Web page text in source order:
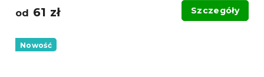
od 61 zł Szczegóły
Nowość